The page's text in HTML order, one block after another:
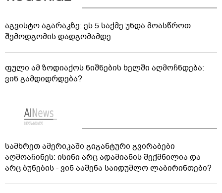
აგვისტო აგარაკზე: ეს 5 საქმე უნდა მოასწროთ
შემოდგომის დადგომამდე
ფული ამ ზოდიაქოს ნიშნების ხელში აღმოჩნდება:
ვინ გამდიდრდება?
სამხრეთ ამერიკაში გიგანტური გვირაბები
აღმოაჩინეს: ისინი არც ადამიანის შექმნილია და
არც ბუნების - ვინ ააშენა საიდუმლო ლაბირინთები?